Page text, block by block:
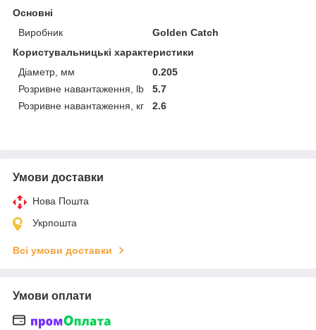
Основні
Виробник
Golden Catch
Користувальницькі характеристики
Діаметр, мм
0.205
Розривне навантаження, lb
5.7
Розривне навантаження, кг
2.6
Умови доставки
Нова Пошта
Укрпошта
Всі умови доставки
Умови оплати